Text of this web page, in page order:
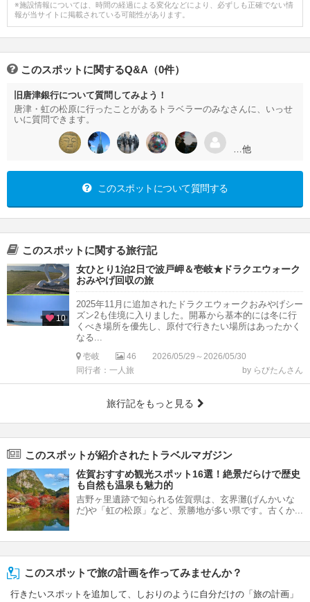
※施設情報については、時間の経過による変化などにより、必ずしも正確でない情
報が当サイトに掲載されている可能性があります。
このスポットに関するQ&A（0件）
旧唐津銀行について質問してみよう！
唐津・虹の松原に行ったことがあるトラベラーのみなさんに、いっせ
いに質問できます。
…他
このスポットについて質問する
このスポットに関する旅行記
10
女ひとり1泊2日で波戸岬＆壱岐★ドラクエウォーク
おみやげ回収の旅
2025年11月に追加されたドラクエウォークおみやげシー
ズン2も佳境に入りました。開幕から基本的には冬に行
くべき場所を優先し、原付で行きたい場所はあったかく
なる...
壱岐 46
2026/05/29～2026/05/30
同行者：一人旅
by らびたんさん
旅行記をもっと見る
このスポットが紹介されたトラベルマガジン
佐賀おすすめ観光スポット16選！絶景だらけで歴史
も自然も温泉も魅力的
吉野ヶ里遺跡で知られる佐賀県は、玄界灘(げんかいな
だ)や「虹の松原」など、景勝地が多い県です。古くか...
このスポットで旅の計画を作ってみませんか？
行きたいスポットを追加して、しおりのように自分だけの「旅の計画」